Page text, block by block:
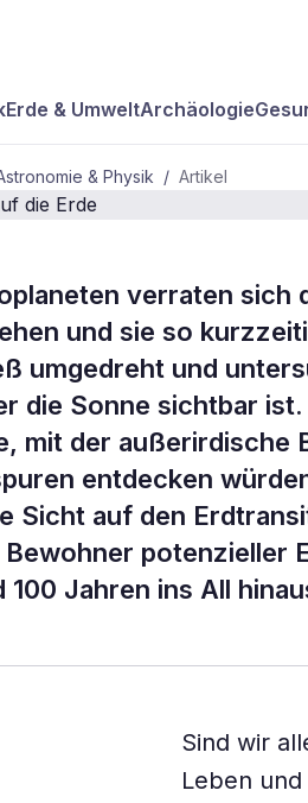
Erde & UmweltArchäologie
& Physik / Artikel
& PHYSIK
Sicht
verraten sich
und sie so
umgedreht und
die Sonne sichtbar
mit der außerirdische
entdecken
Sicht auf den
Bewohner potenzieller
100 Jahren ins All
Sind wir
Leben